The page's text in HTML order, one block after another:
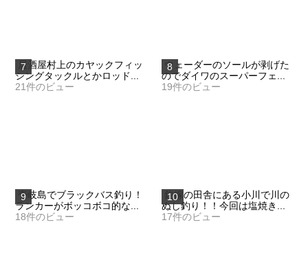
居酒屋村上のカヤックフィッ
シングタックルとかロッド...
21件のビュー
ウェーダーのソールが剥げた
のでダイワのスーパーフェ...
19件のビュー
壱岐島でブラックバス釣り！
ランカーがボッコボコ的な...
18件のビュー
釣嫁の田舎にある小川で川の
ぬし釣り！！今回は塩焼き...
17件のビュー